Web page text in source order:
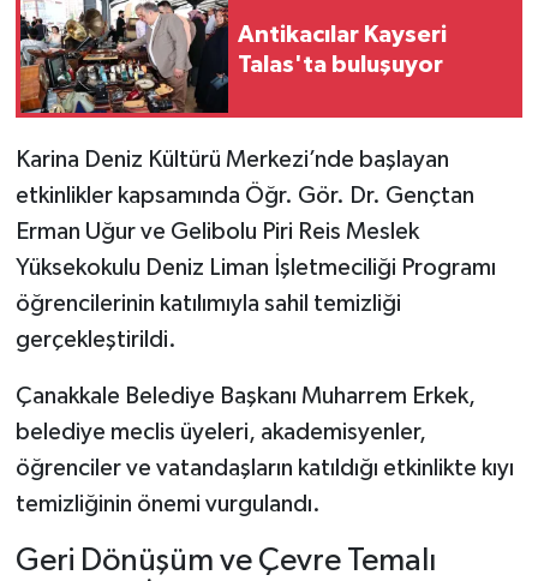
Antikacılar Kayseri
Talas'ta buluşuyor
Karina Deniz Kültürü Merkezi’nde başlayan
etkinlikler kapsamında Öğr. Gör. Dr. Gençtan
Erman Uğur ve Gelibolu Piri Reis Meslek
Yüksekokulu Deniz Liman İşletmeciliği Programı
öğrencilerinin katılımıyla sahil temizliği
gerçekleştirildi.
Çanakkale Belediye Başkanı Muharrem Erkek,
belediye meclis üyeleri, akademisyenler,
öğrenciler ve vatandaşların katıldığı etkinlikte kıyı
temizliğinin önemi vurgulandı.
Geri Dönüşüm ve Çevre Temalı